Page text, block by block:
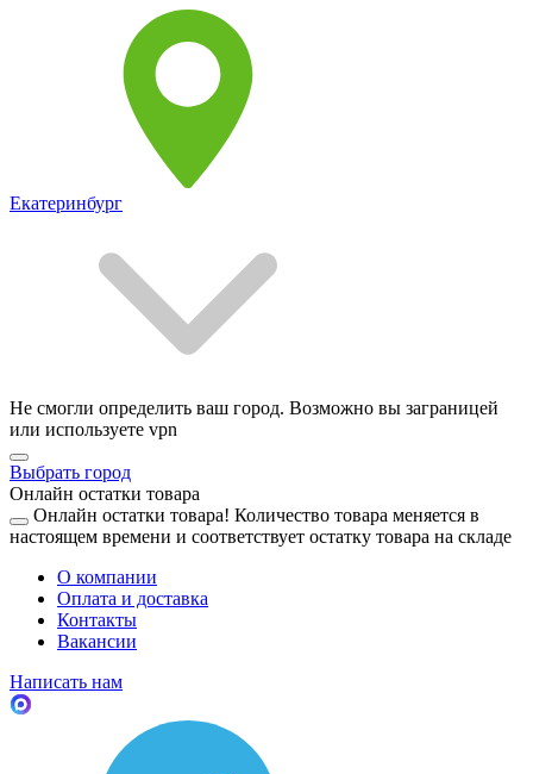
Екатеринбург
Не смогли определить ваш город. Возможно вы заграницей
или используете vpn
Выбрать город
Онлайн остатки товара
Онлайн остатки товара! Количество товара меняется в
настоящем времени и соответствует остатку товара на складе
О компании
Оплата и доставка
Контакты
Вакансии
Написать нам